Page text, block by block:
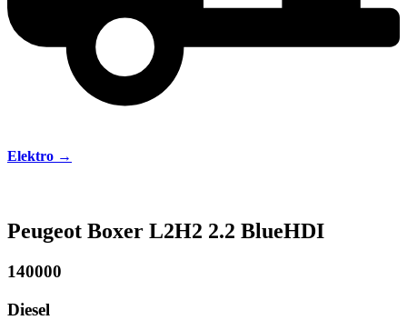
Elektro →
Peugeot Boxer L2H2 2.2 BlueHDI
140000
Diesel